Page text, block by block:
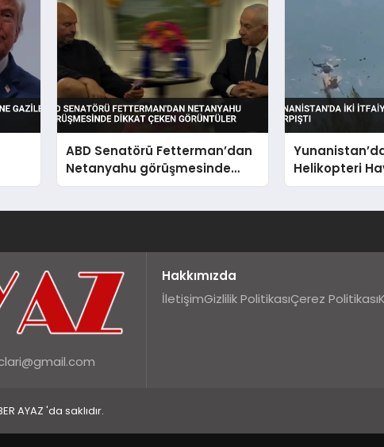
ABD Senatörü Fetterman’dan
Netanyahu görüşmesinde
dikkat çeken görüntüler
Helikopteri
Hakkımızda
İletişimGizlilik PolitikasıÇerez Politikası
AYAZ 'da saklıdır.